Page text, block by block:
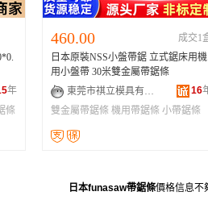
年
條
460.00
成交1
日本原裝NSS小盤帶鋸 立式鋸床用機
用小盤帶 30米雙金屬帶鋸條
東莞市祺立模具有限公司
16
雙金屬帶鋸條 機用帶鋸條 小帶鋸條
日本funasaw帶鋸條價格信息不